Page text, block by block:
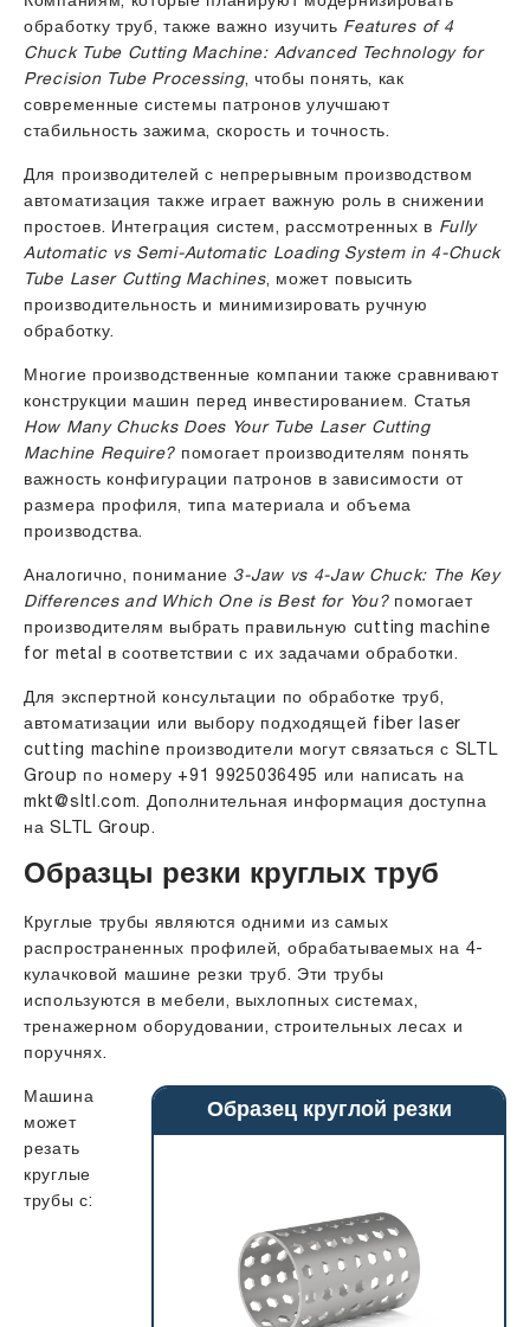
обработку труб, также важно изучить Features of 4
Chuck Tube Cutting Machine: Advanced Technology for
Precision Tube Processing, чтобы понять, как
современные системы патронов улучшают
стабильность зажима, скорость и точность.
Для производителей с непрерывным производством
автоматизация также играет важную роль в снижении
простоев. Интеграция систем, рассмотренных в Fully
Automatic vs Semi-Automatic Loading System in 4-Chuck
Tube Laser Cutting Machines, может повысить
производительность и минимизировать ручную
обработку.
Многие производственные компании также сравнивают
конструкции машин перед инвестированием. Статья
How Many Chucks Does Your Tube Laser Cutting
Machine Require? помогает производителям понять
важность конфигурации патронов в зависимости от
размера профиля, типа материала и объема
производства.
Аналогично, понимание 3-Jaw vs 4-Jaw Chuck: The Key
Differences and Which One is Best for You?помогает
производителям выбрать правильную cutting machine
for metal в соответствии с их задачами обработки.
Для экспертной консультации по обработке труб,
автоматизации или выбору подходящей fiber laser
cutting machine производители могут связаться с SLTL
Group по номеру +91 9925036495
или написать на
mkt@sltl.com. Дополнительная информация доступна
наSLTL Group .
Образцы резки круглых труб
Круглые трубы являются одними из самых
распространенных профилей, обрабатываемых на 4-
кулачковой машине резки труб. Эти трубы
используются в мебели, выхлопных системах,
тренажерном оборудовании, строительных лесах и
поручнях.
Образец круглой резки
Машина
может
резать
круглые
трубы с: